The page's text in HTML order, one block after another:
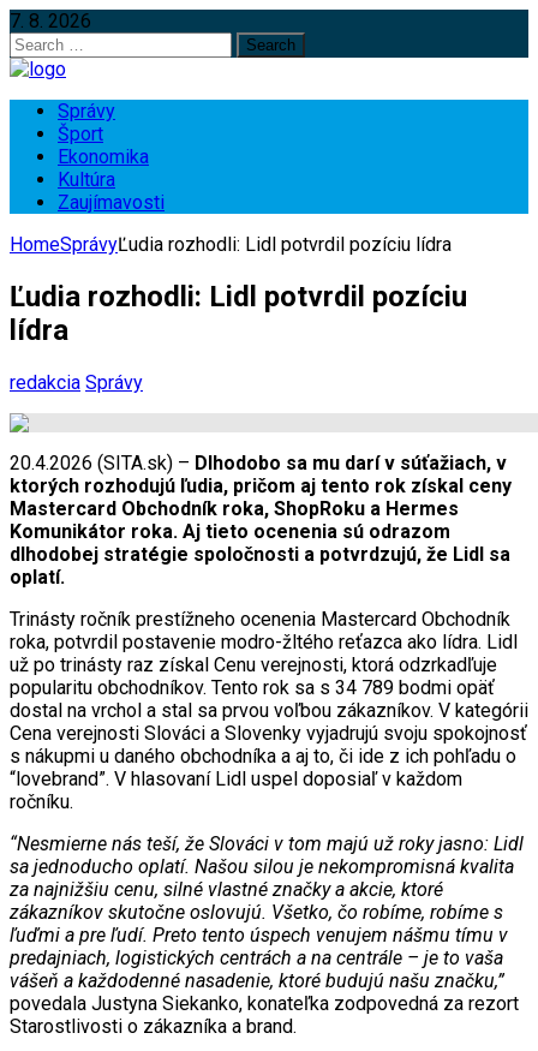
7. 8. 2026
Search
for:
Správy
Šport
Ekonomika
Kultúra
Zaujímavosti
HomeSprávyĽudia rozhodli: Lidl potvrdil pozíciu lídra
Ľudia rozhodli: Lidl potvrdil pozíciu
lídra
redakcia Správy
20.4.2026 (SITA.sk) – Dlhodobo sa mu darí v súťažiach, v
ktorých rozhodujú ľudia, pričom aj tento rok získal ceny
Mastercard Obchodník roka, ShopRoku a Hermes
Komunikátor roka. Aj tieto ocenenia sú odrazom
dlhodobej stratégie spoločnosti a potvrdzujú, že Lidl sa
oplatí.
Trinásty ročník prestížneho ocenenia Mastercard Obchodník
roka, potvrdil postavenie modro-žltého reťazca ako lídra. Lidl
už po trinásty raz získal Cenu verejnosti, ktorá odzrkadľuje
popularitu obchodníkov. Tento rok sa s 34 789 bodmi opäť
dostal na vrchol a stal sa prvou voľbou zákazníkov. V kategórii
Cena verejnosti Slováci a Slovenky vyjadrujú svoju spokojnosť
s nákupmi u daného obchodníka a aj to, či ide z ich pohľadu o
“lovebrand”. V hlasovaní Lidl uspel doposiaľ v každom
ročníku.
“Nesmierne nás teší, že Slováci v tom majú už roky jasno: Lidl
sa jednoducho oplatí. Našou silou je nekompromisná kvalita
za najnižšiu cenu, silné vlastné značky a akcie, ktoré
zákazníkov skutočne oslovujú. Všetko, čo robíme, robíme s
ľuďmi a pre ľudí. Preto tento úspech venujem nášmu tímu v
predajniach, logistických centrách a na centrále – je to vaša
vášeň a každodenné nasadenie, ktoré budujú našu značku,”
povedala Justyna Siekanko, konateľka zodpovedná za rezort
Starostlivosti o zákazníka a brand.